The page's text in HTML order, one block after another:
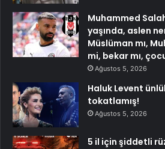
Muhammed
yaşında, aslen
Müslüman mı,
mi, bekar mı,
Ağustos 5, 2026
Haluk Levent
tokatlamış!
Ağustos 5, 2026
5 il için şiddetli